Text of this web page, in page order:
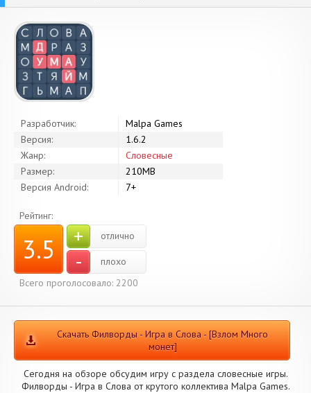
Разработчик:
Malpa Games
Версия:
1.6.2
Жанр:
Словесные
Размер:
210MB
Версия Android:
7+
Рейтинг:
3.5 + отлично
-
плохо
Всего проголосовало: 2200
Скачать Филворды - Игра в Слова - [Взлом Много
монет]
Сегодня на обзоре обсудим игру с раздела словесные игры.
Филворды - Игра в Слова от крутого коллектива Malpa Games.